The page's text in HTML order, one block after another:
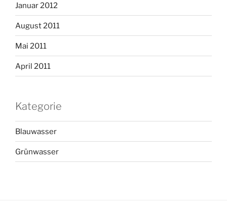
Januar 2012
August 2011
Mai 2011
April 2011
Kategorie
Blauwasser
Grünwasser